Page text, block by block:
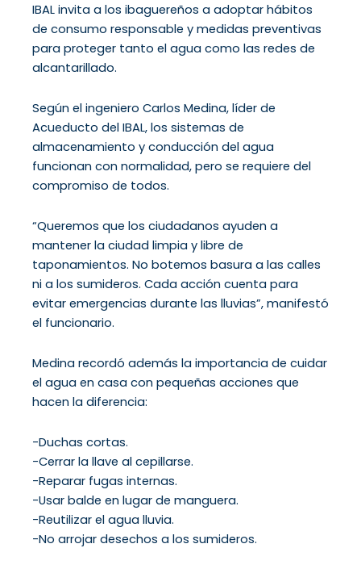
IBAL invita a los ibaguereños a adoptar hábitos
de consumo responsable y medidas preventivas
para proteger tanto el agua como las redes de
alcantarillado.
Según el ingeniero Carlos Medina, líder de
Acueducto del IBAL, los sistemas de
almacenamiento y conducción del agua
funcionan con normalidad, pero se requiere del
compromiso de todos.
“Queremos que los ciudadanos ayuden a
mantener la ciudad limpia y libre de
taponamientos. No botemos basura a las calles
ni a los sumideros. Cada acción cuenta para
evitar emergencias durante las lluvias”, manifestó
el funcionario.
Medina recordó además la importancia de cuidar
el agua en casa con pequeñas acciones que
hacen la diferencia:
-Duchas cortas.
-Cerrar la llave al cepillarse.
-Reparar fugas internas.
-Usar balde en lugar de manguera.
-Reutilizar el agua lluvia.
-No arrojar desechos a los sumideros.